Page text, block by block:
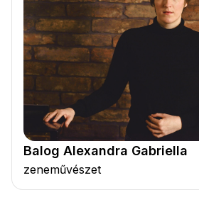
Balog Alexandra Gabriella
zeneművészet